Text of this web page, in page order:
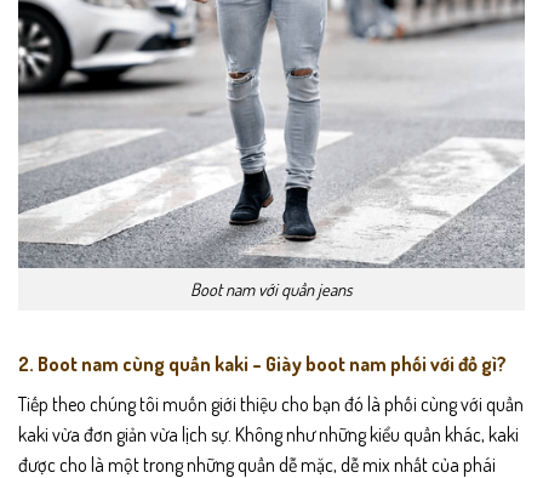
Boot nam với quần jeans
2. Boot nam cùng quần kaki – Giày boot nam phối với đồ gì?
Tiếp theo chúng tôi muốn giới thiệu cho bạn đó là phối cùng với quần
kaki vừa đơn giản vừa lịch sự. Không như những kiểu quần khác, kaki
được cho là một trong những quần dễ mặc, dễ mix nhất của phái